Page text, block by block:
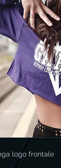
logo frontale